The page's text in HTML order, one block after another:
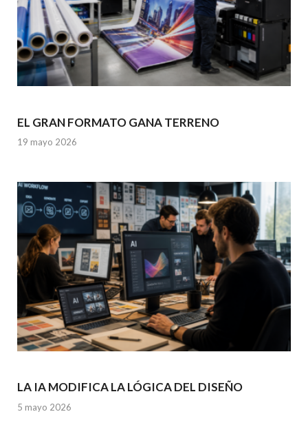
EL GRAN FORMATO GANA TERRENO
19 mayo 2026
LA IA MODIFICA LA LÓGICA DEL DISEÑO
5 mayo 2026